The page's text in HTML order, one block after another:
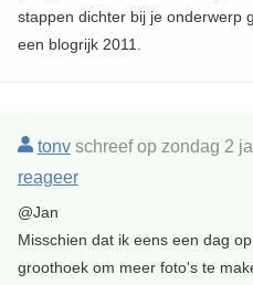
stappen dichter bij je onderwerp
een blogrijk 2011.
tonvschreef op zondag 2
reageer
@Jan
Misschien dat ik eens een dag
groothoek om meer foto's te